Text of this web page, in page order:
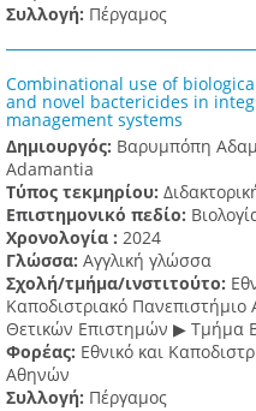
Συλλογή: Πέργαμος
Combinational use of
and novel bactericides in
management systems
Δημιουργός: Βαρυμπόπη
Adamantia
Τύπος τεκμηρίου:
Επιστημονικό πεδίο:
Χρονολογία : 2024
Γλώσσα: Αγγλική γλώσσα
Σχολή/τμήμα/ινστιτούτο:
Καποδιστριακό
Θετικών Επιστημών ▶ Τμήμα
Φορέας: Εθνικό και
Αθηνών
Συλλογή: Πέργαμος